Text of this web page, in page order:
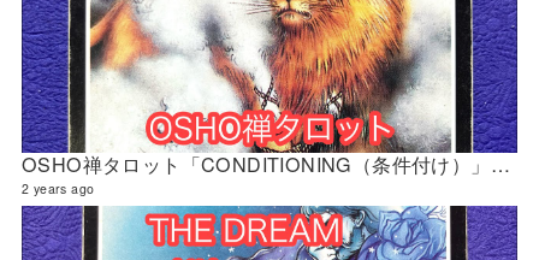
OSHO禅タロット「CONDITIONING（条件付け）」の解説 2024年5月の門鑑定（財門）
2 years ago